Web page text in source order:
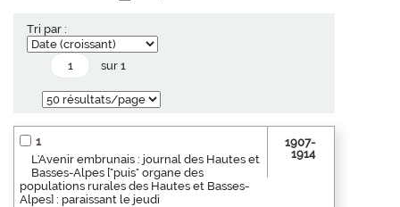
Tri par :
sur 1
1
L'Avenir embrunais : journal des Hautes et
Basses-Alpes ["puis" organe des
populations rurales des Hautes et Basses-
Alpes] : paraissant le jeudi
1907-
1914